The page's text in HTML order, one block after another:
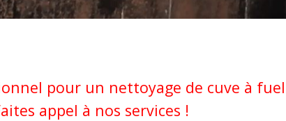
pour un nettoyage de cuve à fuel
appel à nos services !